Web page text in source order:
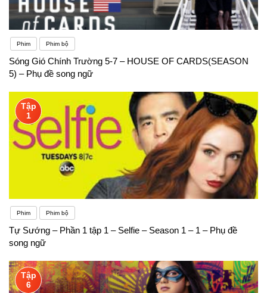
Phim Phim bộ
Sóng Gió Chính Trường 5-7 – HOUSE OF CARDS(SEASON
5) – Phụ đề song ngữ
Tập
1
Phim Phim bộ
Tự Sướng – Phần 1 tập 1 – Selfie – Season 1 – 1 – Phụ đề
song ngữ
Tập
6